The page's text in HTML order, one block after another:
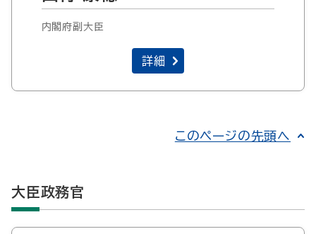
内閣府副大臣
詳細
このページの先頭へ
大臣政務官